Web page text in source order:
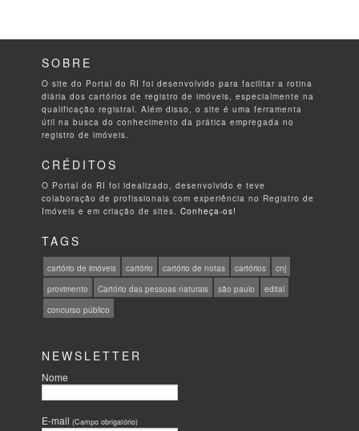
SOBRE
O site do Portal do RI foi desenvolvido para facilitar a rotina
diária dos cartórios de registro de imóveis, especialmente na
qualificação registral. Além disso, o site é uma ferramenta
útil na busca do conhecimento da prática empregada no
registro de imóveis.
CRÉDITOS
O Portal do RI foi idealizado, desenvolvido e teve
colaboração de profissionais com experiência no Registro de
Imóveis e em criação de sites.Conheça-os!
TAGS
cartório de imóveis cartório cartório de notas cartórios
cnj
provimento
Cartório das pessoas naturais são paulo
edital
concurso público
NEWSLETTER
Nome
E-mail(Campo obrigatório)